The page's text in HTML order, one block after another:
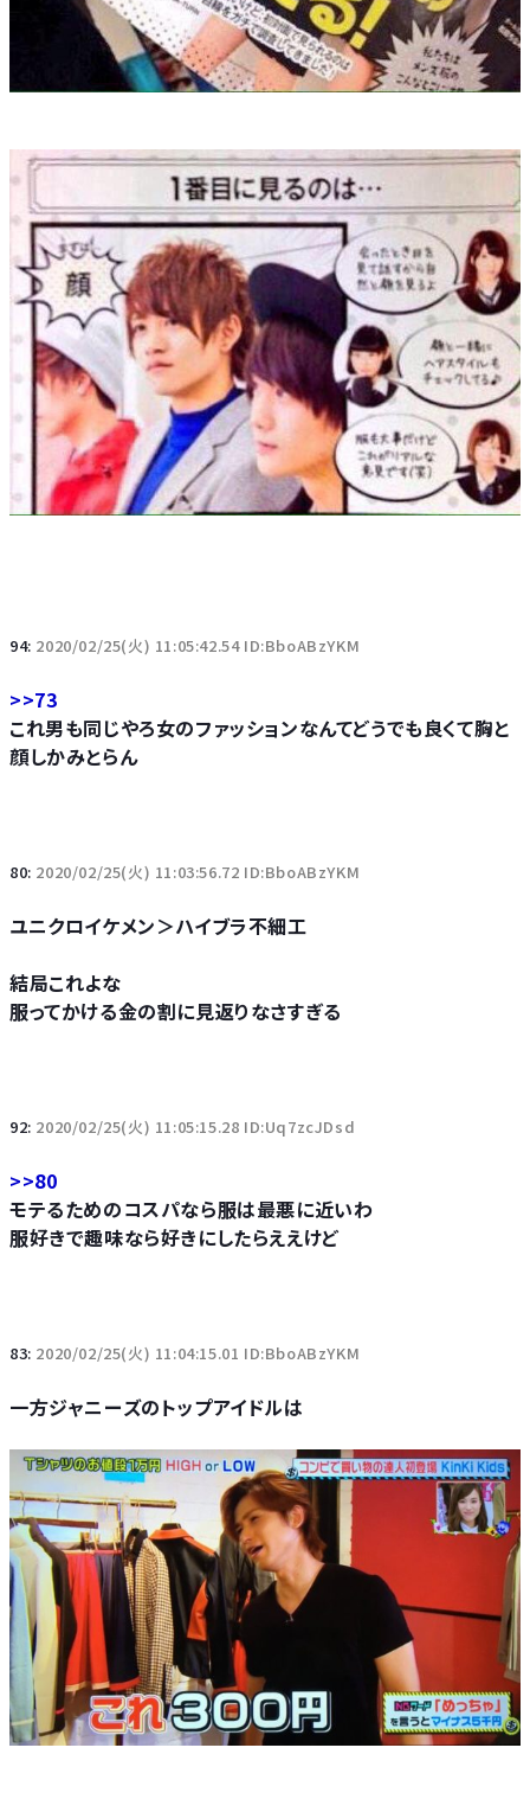
94: 2020/02/25(火) 11:05:42.54 ID:BboABzYKM
>>73
これ男も同じやろ女のファッションなんてどうでも良くて胸と
顔しかみとらん
80: 2020/02/25(火) 11:03:56.72 ID:BboABzYKM
ユニクロイケメン＞ハイブラ不細工
結局これよな
服ってかける金の割に見返りなさすぎる
92: 2020/02/25(火) 11:05:15.28 ID:Uq7zcJDsd
>>80
モテるためのコスパなら服は最悪に近いわ
服好きで趣味なら好きにしたらええけど
83: 2020/02/25(火) 11:04:15.01 ID:BboABzYKM
一方ジャニーズのトップアイドルは